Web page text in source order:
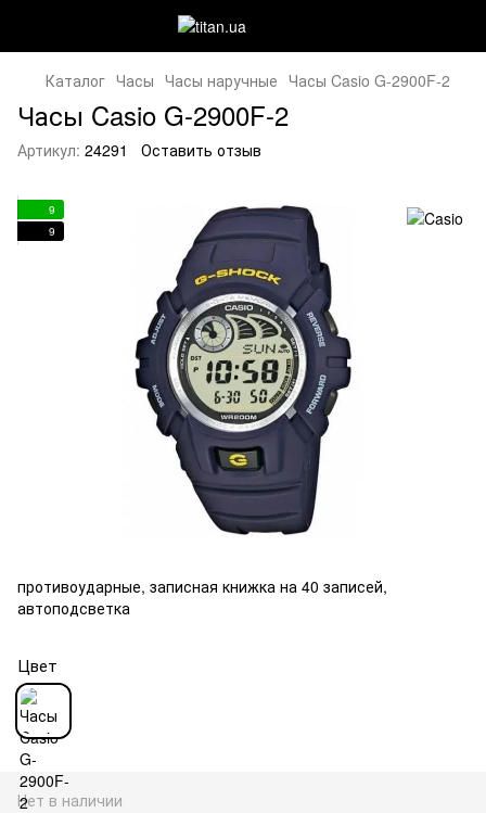
Каталог Часы Часы наручные Часы Casio G-2900F-2
Часы Casio G-2900F-2
Артикул: 24291 Оставить отзыв
9
9
противоударные, записная книжка на 40 записей,
автоподсветка
Цвет
Нет в наличии